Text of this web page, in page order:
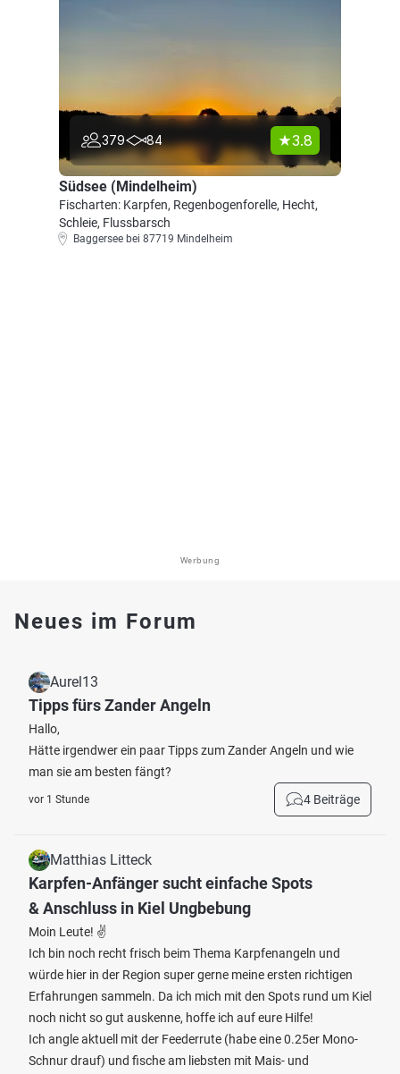
379 84 3.8
Südsee (Mindelheim)
Fischarten: Karpfen, Regenbogenforelle, Hecht,
Schleie, Flussbarsch
Baggersee bei 87719 Mindelheim
Werbung
Neues im Forum
Aurel13
Tipps fürs Zander Angeln
Hallo,
Hätte irgendwer ein paar Tipps zum Zander Angeln und wie
man sie am besten fängt?
vor 1 Stunde 4 Beiträge
Matthias Litteck
Karpfen-Anfänger sucht einfache Spots
& Anschluss in Kiel Ungbebung
Moin Leute! ✌️
Ich bin noch recht frisch beim Thema Karpfenangeln und
würde hier in der Region super gerne meine ersten richtigen
Erfahrungen sammeln. Da ich mich mit den Spots rund um Kiel
noch nicht so gut auskenne, hoffe ich auf eure Hilfe!
Ich angle aktuell mit der Feederrute (habe eine 0.25er Mono-
Schnur drauf) und fische am liebsten mit Mais- und